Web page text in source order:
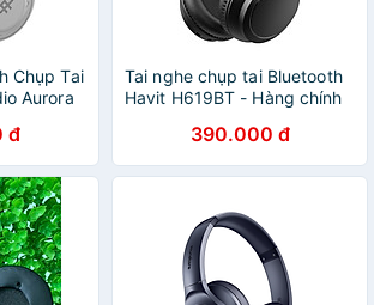
Chụp Tai
Aurora
đ
Tai nghe chụp tai Bluetooth
Havit H619BT - Hàng chính
390.000 đ